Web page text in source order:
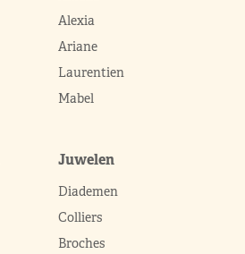
Alexia
Ariane
Laurentien
Mabel
Juwelen
Diademen
Colliers
Broches